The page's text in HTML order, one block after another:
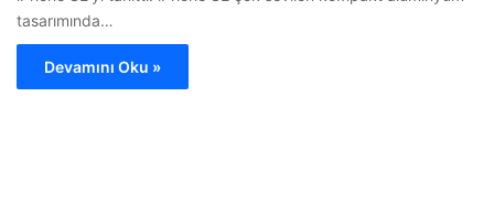
tasarımında…
Devamını Oku »